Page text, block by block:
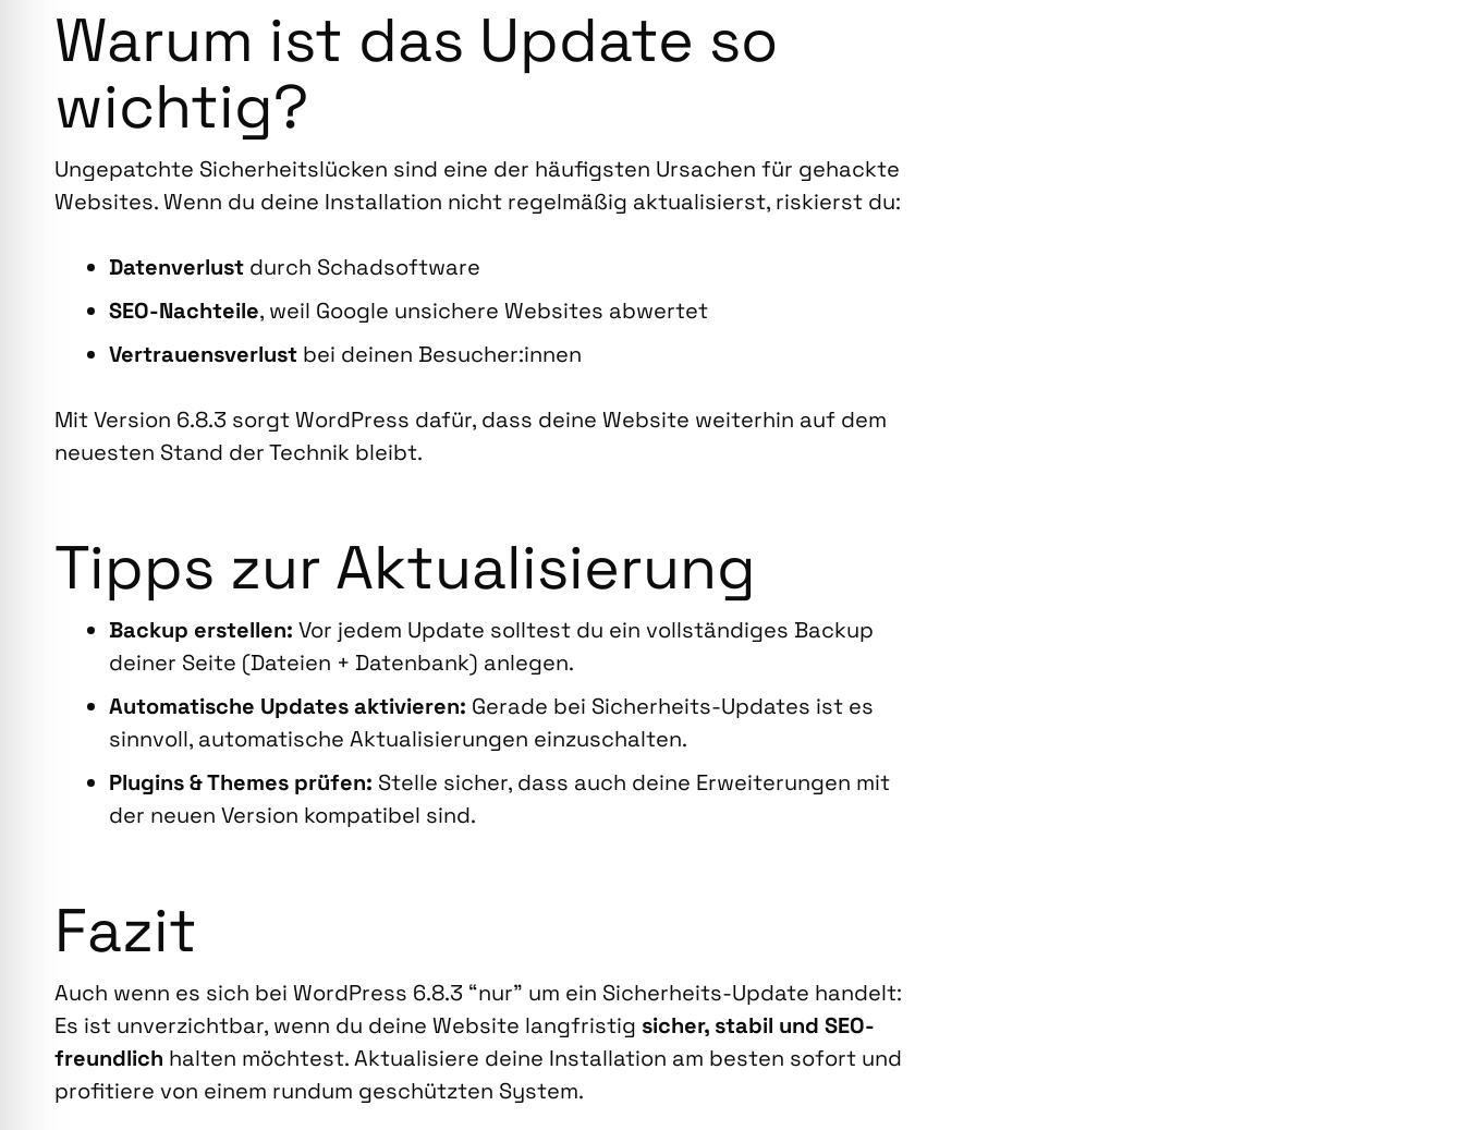
War­um ist das Update so
wich­tig?
Unge­patch­te Sicher­heits­lü­cken sind eine der häu­figs­ten Ursa­chen für gehack­te
Web­sites. Wenn du dei­ne Instal­la­ti­on nicht regel­mä­ßig aktua­li­sierst, ris­kierst du:
Daten­ver­lust durch Schad­soft­ware
SEO-Nach­tei­le, weil Goog­le unsi­che­re Web­sites abwer­tet
Ver­trau­ens­ver­lust bei dei­nen Besucher:innen
Mit Ver­si­on 6.8.3 sorgt Word­Press dafür, dass dei­ne Web­site wei­ter­hin auf dem
neu­es­ten Stand der Tech­nik bleibt.
Tipps zur Aktua­li­sie­rung
Back­up erstel­len: Vor jedem Update soll­test du ein voll­stän­di­ges Back­up
dei­ner Sei­te (Datei­en + Daten­bank) anle­gen.
Auto­ma­ti­sche Updates akti­vie­ren: Gera­de bei Sicher­heits-Updates ist es
sinn­voll, auto­ma­ti­sche Aktua­li­sie­run­gen ein­zu­schal­ten.
Plug­ins & The­mes prü­fen: Stel­le sicher, dass auch dei­ne Erwei­te­run­gen mit
der neu­en Ver­si­on kom­pa­ti­bel sind.
Fazit
Auch wenn es sich bei Word­Press 6.8.3 “nur” um ein Sicher­heits-Update han­delt:
Es ist unver­zicht­bar, wenn du dei­ne Web­site lang­fris­tig sicher, sta­bil und SEO-
freund­lich hal­ten möch­test. Aktua­li­sie­re dei­ne Instal­la­ti­on am bes­ten sofort und
pro­fi­tie­re von einem rund­um geschütz­ten Sys­tem.